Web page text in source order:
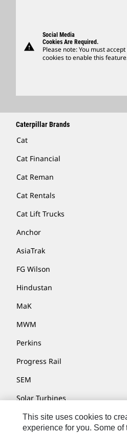
Merchandise
warning
Social Media
Cookies Are Required.
Please note: You must
cookies to enable this
Caterpillar Brands
Cat
Cat Financial
Cat Reman
Cat Rentals
Cat Lift Trucks
Anchor
AsiaTrak
FG Wilson
Hindustan
MaK
MWM
Perkins
Progress Rail
SEM
Solar Turbines
SPM Oil & Gas
This site uses cookies to
experience for you. Some